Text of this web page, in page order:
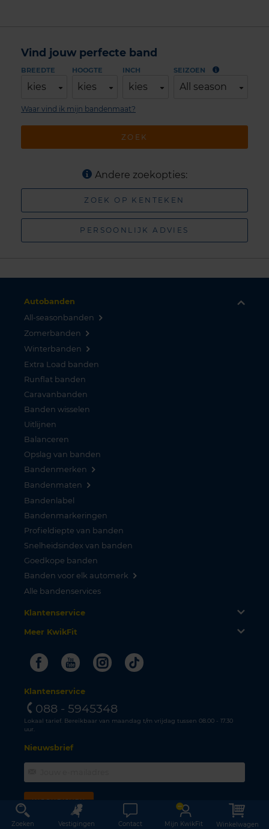
Vind jouw perfecte band
BREEDTE
kies
HOOGTE
kies
INCH
kies
SEIZOEN
All season
ZOEK
Waar vind ik mijn bandenmaat?
Andere zoekopties:
ZOEK OP KENTEKEN
PERSOONLIJK ADVIES
Autobanden
All-seasonbanden
Zomerbanden
Winterbanden
Extra Load banden
Runflat banden
Caravanbanden
Banden wisselen
Uitlijnen
Balanceren
Opslag van banden
Bandenmerken
Bandenmaten
Bandenlabel
Bandenmarkeringen
Profieldiepte van banden
Snelheidsindex van banden
Goedkope banden
Banden voor elk automerk
Alle bandenservices
Klantenservice
Meer KwikFit
FacebookYoutubeInstagram
Tiktok
Klantenservice
088 - 5945348
Lokaal tarief. Bereikbaar van maandag t/m vrijdag tussen 08.00 - 17.30
uur.
Nieuwsbrief
INSCHRIJVEN
Zoeken Vestigingen Contact Mijn KwikFit Winkelwagen